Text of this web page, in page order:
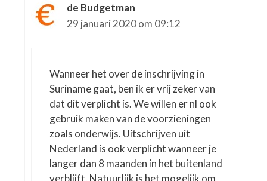
de Budgetman
29 januari 2020 om 09:12
Wanneer het over de inschrijving in
Suriname gaat, ben ik er vrij zeker van
dat dit verplicht is. We willen er nl ook
gebruik maken van de voorzieningen
zoals onderwijs. Uitschrijven uit
Nederland is ook verplicht wanneer je
langer dan 8 maanden in het buitenland
verblijft. Natuurlijk is het mogelijk om